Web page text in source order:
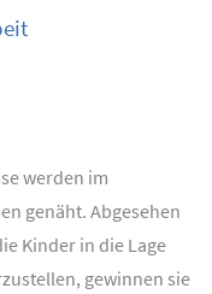
werden im
genäht. Abgesehen
Kinder in die Lage
gewinnen sie